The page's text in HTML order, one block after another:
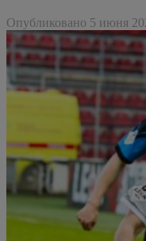
Опубликовано 5 июня